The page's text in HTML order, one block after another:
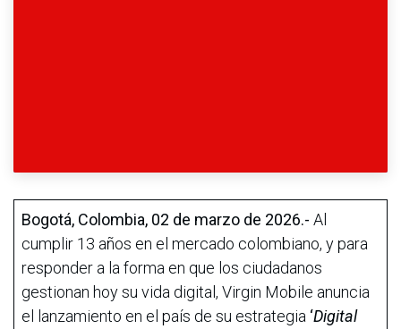
Bogotá, Colombia, 02 de marzo de 2026.- Al
cumplir 13 años en el mercado colombiano, y para
responder a la forma en que los ciudadanos
gestionan hoy su vida digital, Virgin Mobile anuncia
el lanzamiento en el país de su estrategia ‘Digital